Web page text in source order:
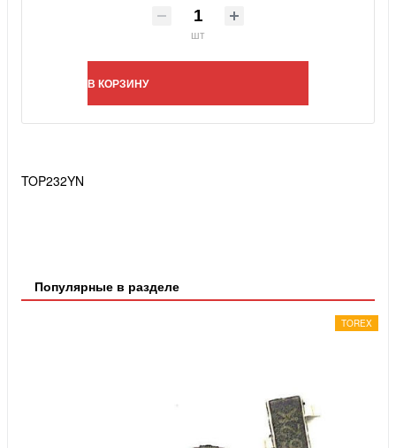
шт
В КОРЗИНУ
TOP232YN
Популярные в разделе
TOREX